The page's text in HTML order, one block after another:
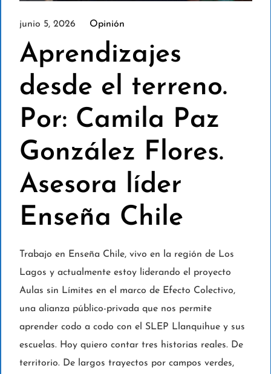
junio 5, 2026 Opinión
Aprendizajes
desde el terreno.
Por: Camila Paz
González Flores.
Asesora líder
Enseña Chile
Trabajo en Enseña Chile, vivo en la región de Los
Lagos y actualmente estoy liderando el proyecto
Aulas sin Límites en el marco de Efecto Colectivo,
una alianza público-privada que nos permite
aprender codo a codo con el SLEP Llanquihue y sus
escuelas. Hoy quiero contar tres historias reales. De
territorio. De largos trayectos por campos verdes,